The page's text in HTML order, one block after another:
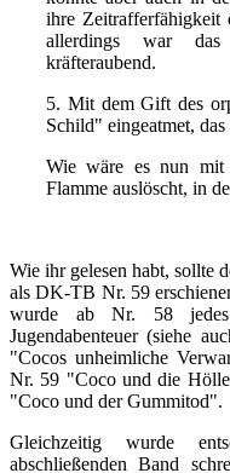
ihre Zeitrafferfähigkeit
allerdings war das
kräfteraubend.
5. Mit dem Gift des
Schild" eingeatmet,
Wie wäre es nun mit
Flamme auslöscht, in
Wie ihr gelesen habt, sollte
als DK-TB Nr. 59
wurde ab Nr. 58
Jugendabenteuer (siehe
"Cocos unheimliche
Nr. 59 "Coco und die
"Coco und der Gummitod".
Gleichzeitig wurde
abschließenden Band